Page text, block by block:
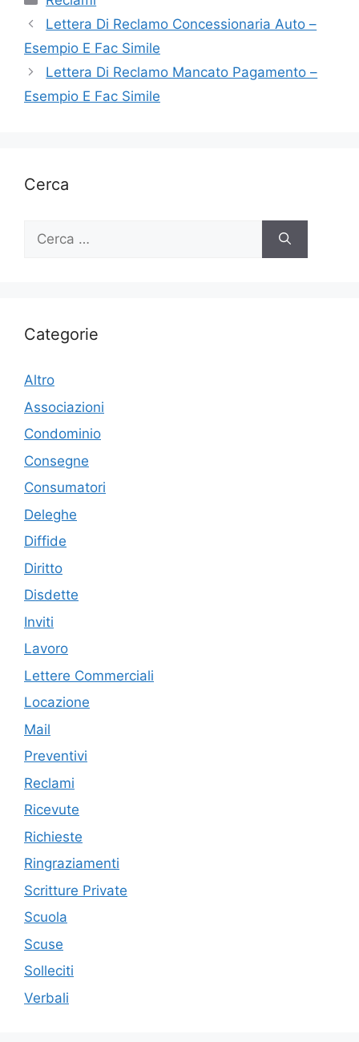
Lettera Di Reclamo Concessionaria Auto –
Esempio E Fac Simile
Lettera Di Reclamo Mancato Pagamento –
Esempio E Fac Simile
Cerca
Ricerca
Categorie
Altro
Associazioni
Condominio
Consegne
Consumatori
Deleghe
Diffide
Diritto
Disdette
Inviti
Lavoro
Lettere Commerciali
Locazione
Mail
Preventivi
Reclami
Ricevute
Richieste
Ringraziamenti
Scritture Private
Scuola
Scuse
Solleciti
Verbali